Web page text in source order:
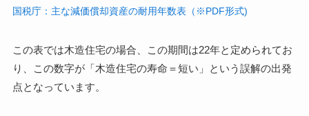
国税庁：主な減価償却資産の耐用年数表（※PDF形式)
この表では木造住宅の場合、この期間は22年と定められてお
り、この数字が「木造住宅の寿命＝短い」という誤解の出発
点となっています。